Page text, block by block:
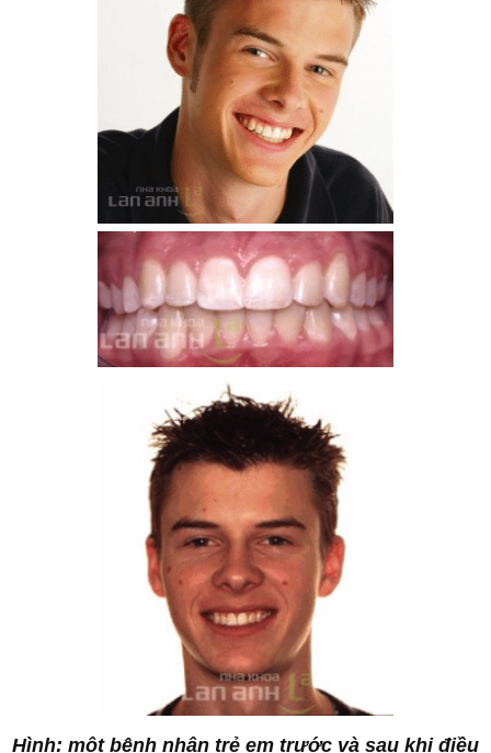
Hình: một bệnh nhân trẻ em trước và sau khi điều